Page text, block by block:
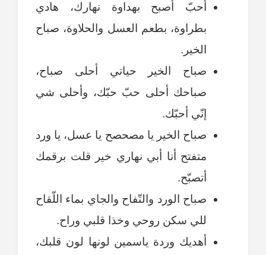
أحبّ أصبح بهداوة نهارك، هادي
بطراوة، بطعم العسل والحلاوة، صباح
الخير.
صباح الخير حياتي أحلى صباح،
صباحك أحلى حبّ حبّك، وأحلى شي
إنّي أحبّك.
صباح الخير يا مصحصح يا عسل، يا ورد
متفتح أنا أبي نهاري خير قلت برقمك
أتصبّح.
صباح الورد والتّفاح والجاي بماء اللّقاح
للي سكن روحي وخذا قلبي وراح.
أهديك وردة ياسمين لونها لون قلبك،